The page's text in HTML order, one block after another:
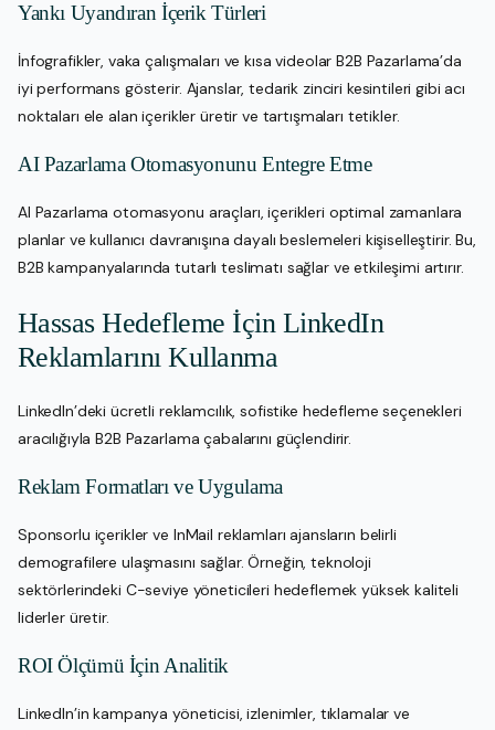
Yankı Uyandıran İçerik Türleri
İnfografikler, vaka çalışmaları ve kısa videolar B2B Pazarlama’da
iyi performans gösterir. Ajanslar, tedarik zinciri kesintileri gibi acı
noktaları ele alan içerikler üretir ve tartışmaları tetikler.
AI Pazarlama Otomasyonunu Entegre Etme
AI Pazarlama otomasyonu araçları, içerikleri optimal zamanlara
planlar ve kullanıcı davranışına dayalı beslemeleri kişiselleştirir. Bu,
B2B kampanyalarında tutarlı teslimatı sağlar ve etkileşimi artırır.
Hassas Hedefleme İçin LinkedIn
Reklamlarını Kullanma
LinkedIn’deki ücretli reklamcılık, sofistike hedefleme seçenekleri
aracılığıyla B2B Pazarlama çabalarını güçlendirir.
Reklam Formatları ve Uygulama
Sponsorlu içerikler ve InMail reklamları ajansların belirli
demografilere ulaşmasını sağlar. Örneğin, teknoloji
sektörlerindeki C-seviye yöneticileri hedeflemek yüksek kaliteli
liderler üretir.
ROI Ölçümü İçin Analitik
LinkedIn’in kampanya yöneticisi, izlenimler, tıklamalar ve